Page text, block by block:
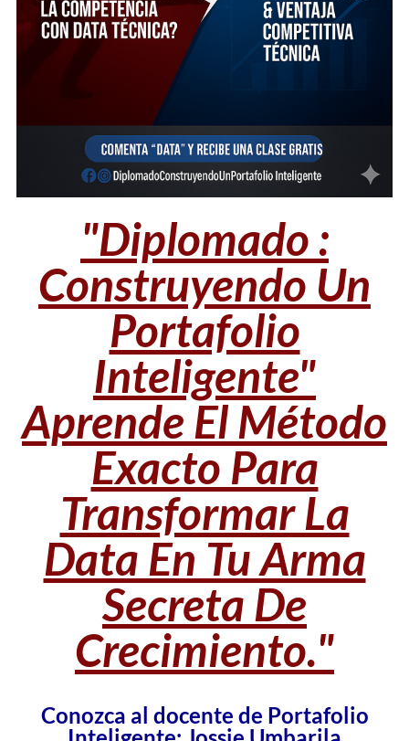
"Diplomado :
Construyendo Un
Portafolio
Inteligente" ​
Aprende El Método
Exacto Para
Transformar La
Data En Tu Arma
Secreta De
Crecimiento."
Conozca al docente de Portafolio